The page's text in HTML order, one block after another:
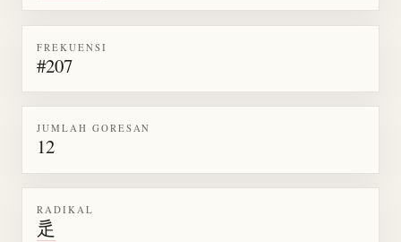
FREKUENSI
#207
JUMLAH GORESAN
12
RADIKAL
辵